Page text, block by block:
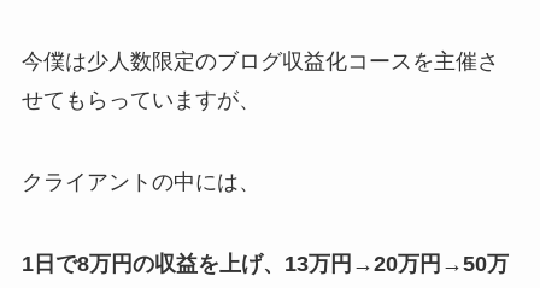
今僕は少人数限定のブログ収益化コースを主催さ
せてもらっていますが、
クライアントの中には、
1日で8万円の収益を上げ、13万円→20万円→50万